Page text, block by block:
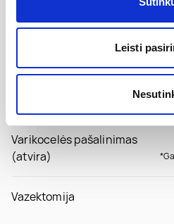
Leisti
(Nenusileidusi sėklidė)
Varikocelės pašalinimas
(atvira)
Vazektomija